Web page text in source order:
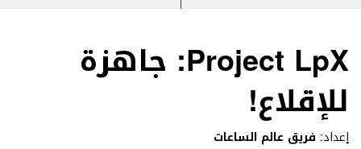
Project LpX: جاهزة
للإقلاع!
إعداد: فريق عالم الساعات